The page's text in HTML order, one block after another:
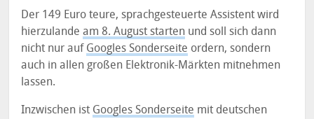
Der 149 Euro teure, sprachgesteuerte Assistent wird
hierzulandeam 8. August starten und soll sich dann
nicht nur auf Googles Sonderseite ordern, sondern
auch in allen großen Elektronik-Märkten mitnehmen
lassen.
Inzwischen ist Googles Sonderseite mit deutschen